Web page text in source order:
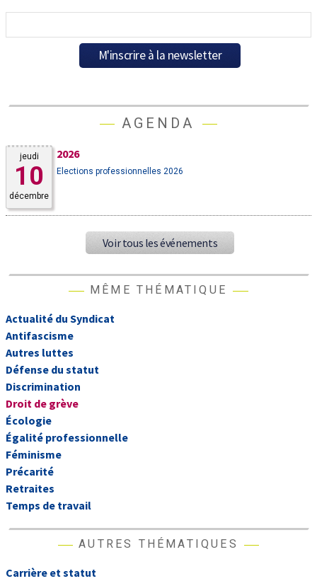
AGENDA
jeudi
10
décembre
2026
Elections professionnelles 2026
Voir tous les événements
MÊME THÉMATIQUE
Actualité du Syndicat
Antifascisme
Autres luttes
Défense du statut
Discrimination
Droit de grève
Écologie
Égalité professionnelle
Féminisme
Précarité
Retraites
Temps de travail
AUTRES THÉMATIQUES
Carrière et statut